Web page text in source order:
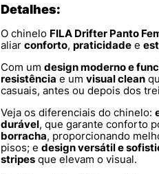
Detalhes:
O chinelo FILA Drifter Panto
aliar conforto, praticidade e
Com um design moderno e
resistência e um visual clean
casuais, antes ou depois dos
Veja os diferenciais do chinelo:
durável, que garante conforto
borracha, proporcionando
pisos; e design versátil e
stripes que elevam o visual.